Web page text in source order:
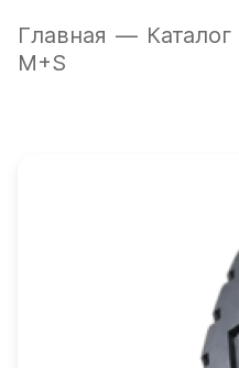
Главная — Каталог
M+S